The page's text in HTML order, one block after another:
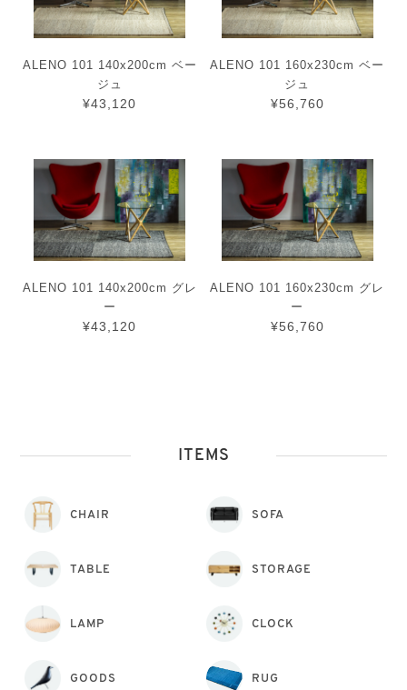
ALENO 101 140x200cm ベー
ジュ
¥43,120
ALENO 101 160x230cm ベー
ジュ
¥56,760
ALENO 101 140x200cm グレ
ー
¥43,120
ALENO 101 160x230cm グレ
ー
¥56,760
ITEMS
CHAIR SOFA
TABLE STORAGE
LAMP CLOCK
GOODS RUG